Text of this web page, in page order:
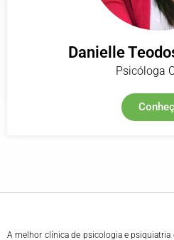
Danielle
Psicóloga
A melhor clínica de psicologia e